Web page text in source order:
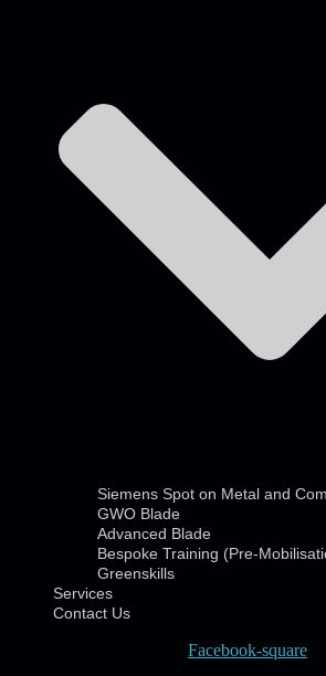
Siemens Spot on Metal and
GWO Blade
Advanced Blade
Bespoke Training (Pre-
Greenskills
Services
Contact Us
Facebook-square